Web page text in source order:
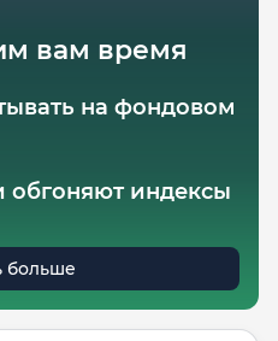
вам время
на фондовом
индексы
больше